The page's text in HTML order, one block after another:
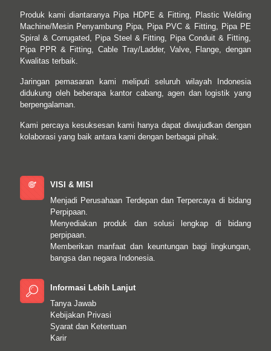
Produk kami diantaranya Pipa HDPE & Fitting, Plastic Welding
Machine/Mesin Penyambung Pipa, Pipa PVC & Fitting, Pipa PE
Spiral & Corrugated, Pipa Steel & Fitting, Pipa Conduit & Fitting,
Pipa PPR & Fitting, Cable Tray/Ladder, Valve, Flange, dengan
Kwalitas terbaik.
Jaringan pemasaran kami meliputi seluruh wilayah Indonesia
didukung oleh beberapa kantor cabang, agen dan logistik yang
berpengalaman.
Kami percaya kesuksesan kami hanya dapat diwujudkan dengan
kolaborasi yang baik antara kami dengan berbagai pihak.
VISI & MISI
Menjadi Perusahaan Terdepan dan Terpercaya di bidang
Perpipaan.
Menyediakan produk dan solusi lengkap di bidang
perpipaan.
Memberikan manfaat dan keuntungan bagi lingkungan,
bangsa dan negara Indonesia.
Informasi Lebih Lanjut
Tanya Jawab
Kebijakan Privasi
Syarat dan Ketentuan
Karir